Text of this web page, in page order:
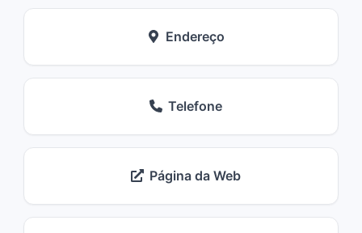
Endereço
Telefone
Página da Web